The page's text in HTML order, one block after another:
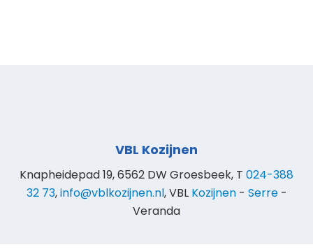
VBL Kozijnen
Knapheidepad 19, 6562 DW Groesbeek, T 024-388
32 73,info@vblkozijnen.nl, VBL Kozijnen- Serre-
Veranda